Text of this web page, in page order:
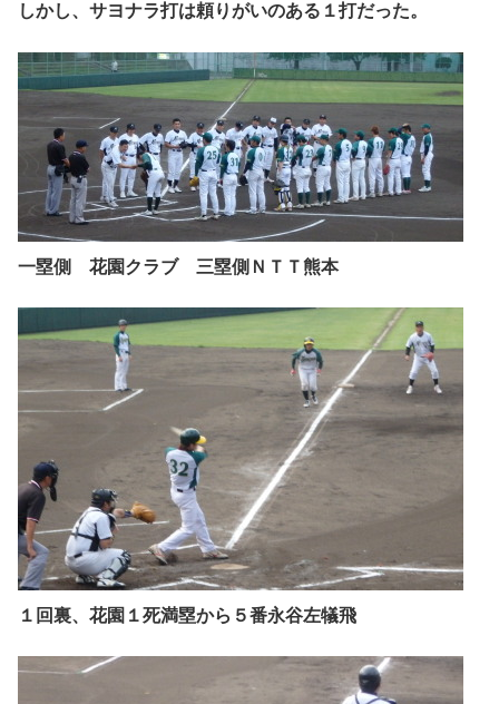
しかし、サヨナラ打は頼りがいのある１打だった。
一塁側 花園クラブ 三塁側ＮＴＴ熊本
１回裏、花園１死満塁から５番永谷左犠飛